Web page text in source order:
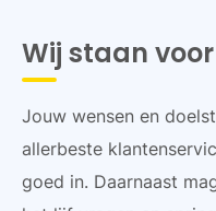
Wij staan
Jouw wensen en
allerbeste
goed in. Daarnaast